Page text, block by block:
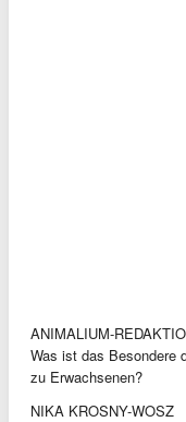
ANIMALIUM-
Was ist das Besondere
zu Erwachsenen?
NIKA KROSNY-WOSZ